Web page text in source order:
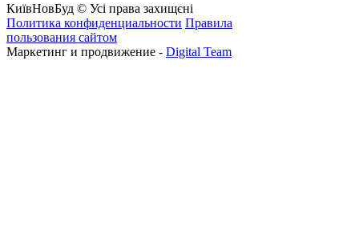
КиївНовБуд © Усі права захищєні
Политика конфиденциальности Правила
пользования сайтом
Маркетинг и продвижение - Digital Team